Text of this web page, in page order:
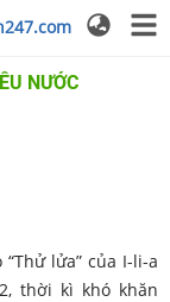
NƯỚC
lửa” của I-li-a
thời kì khó khăn